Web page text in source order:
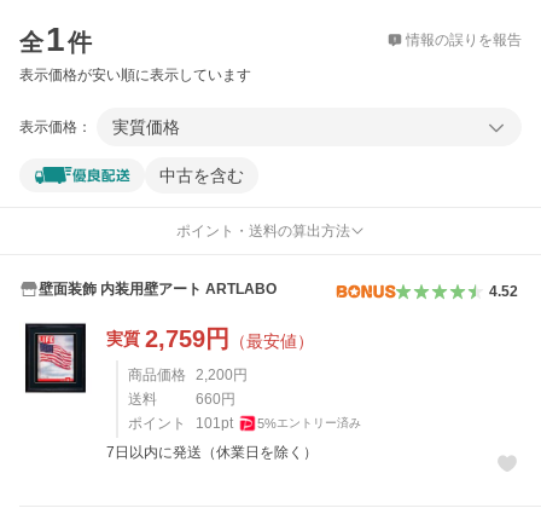
全1件 情報の誤りを報告
表示価格が安い順に表示しています
表示価格： 実質価格
中古を含む
ポイント・送料の算出方法
壁面装飾 内装用壁アート ARTLABO 4.52
実質 2,759円 （最安値）
商品価格 2,200 円
送料
660 円
ポイント
101pt 5%エントリー済み
7日以内に発送（休業日を除く）